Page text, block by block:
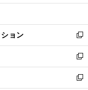
開
ウ
開
く
ン
ウ
で
開
く
ウ
ン
ド
ウ
で
開
く
し
ウ
ィ
ン
ド
ウ
で
開
ョン
新
し
い
ウ
ィ
新
し
い
新